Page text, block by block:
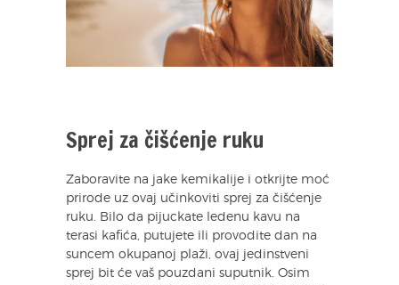
Sprej za čišćenje ruku
Zaboravite na jake kemikalije i otkrijte moć
prirode uz ovaj učinkoviti sprej za čišćenje
ruku. Bilo da pijuckate ledenu kavu na
terasi kafića, putujete ili provodite dan na
suncem okupanoj plaži, ovaj jedinstveni
sprej bit će vaš pouzdani suputnik. Osim